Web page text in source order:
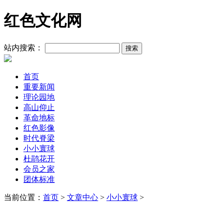
红色文化网
站内搜索：
首页
重要新闻
理论园地
高山仰止
革命地标
红色影像
时代脊梁
小小寰球
杜鹃花开
会员之家
团体标准
当前位置： 首页 > 文章中心 > 小小寰球 >